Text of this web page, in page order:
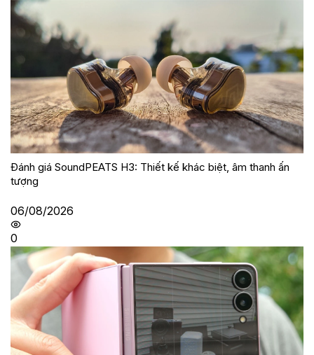
Đánh giá SoundPEATS H3: Thiết kế khác biệt, âm thanh ấn
tượng
06/08/2026
0